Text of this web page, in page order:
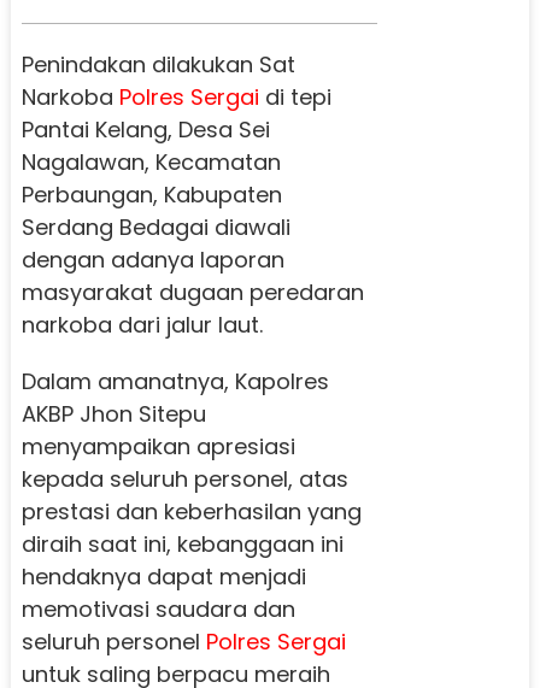
Penindakan dilakukan Sat
Narkoba Polres Sergai di tepi
Pantai Kelang, Desa Sei
Nagalawan, Kecamatan
Perbaungan, Kabupaten
Serdang Bedagai diawali
dengan adanya laporan
masyarakat dugaan peredaran
narkoba dari jalur laut.
Dalam amanatnya, Kapolres
AKBP Jhon Sitepu
menyampaikan apresiasi
kepada seluruh personel, atas
prestasi dan keberhasilan yang
diraih saat ini, kebanggaan ini
hendaknya dapat menjadi
memotivasi saudara dan
seluruh personel Polres Sergai
untuk saling berpacu meraih